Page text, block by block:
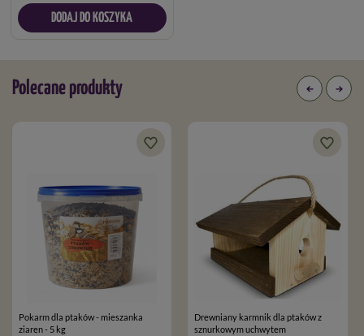
DODAJ DO KOSZYKA
Polecane produkty
Pokarm dla ptaków - mieszanka
ziaren - 5 kg
Drewniany karmnik dla ptaków z
sznurkowym uchwytem